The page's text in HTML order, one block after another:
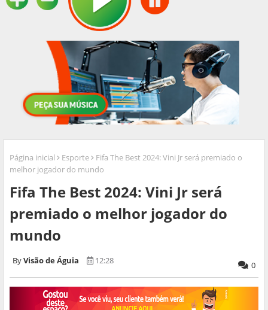
Página inicial Esporte
Fifa The Best 2024: Vini Jr será premiado o
melhor jogador do mundo
Fifa The Best 2024: Vini Jr será
premiado o melhor jogador do
mundo
Visão de Águia 12:28 0